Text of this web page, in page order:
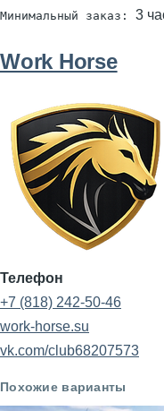
Минимальный заказ: 3
Work Horse
Телефон
+7 (818) 242-50-46
work-horse.su
vk.com/club68207573
Похожие варианты